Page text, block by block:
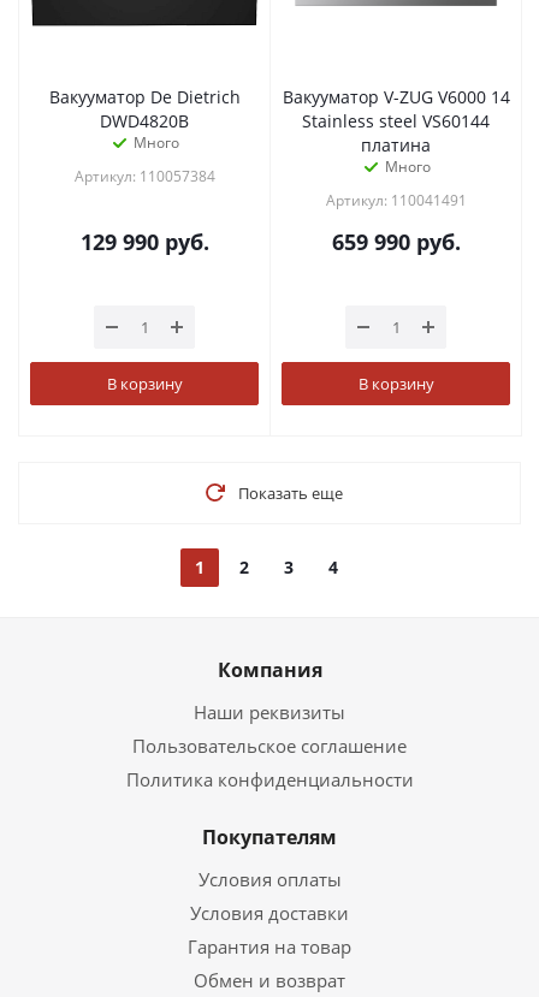
Вакууматор De Dietrich
DWD4820B
Много
Артикул: 110057384
129 990руб.
В корзину
Вакууматор V-ZUG V6000 14
Stainless steel VS60144
платина
Много
Артикул: 110041491
659 990руб.
В корзину
Показать еще
1 2 3 4
Компания
Наши реквизиты
Пользовательское соглашение
Политика конфиденциальности
Покупателям
Условия оплаты
Условия доставки
Гарантия на товар
Обмен и возврат